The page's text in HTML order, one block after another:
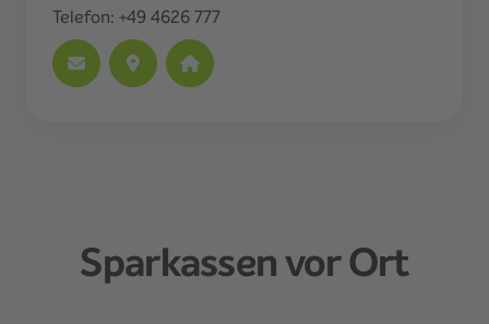
Telefon: +49 4626 777
Sparkassen vor Ort